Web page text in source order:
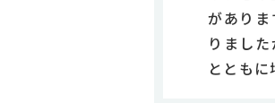
があり
りまし
ととも